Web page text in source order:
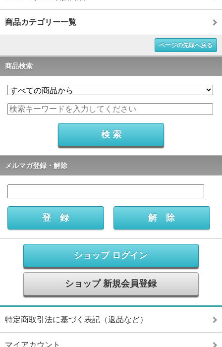
商品カテゴリー一覧
ページの先頭へ戻る
商品検索
メルマガ登録・解除
ショップ ログイン
ショップ 新規会員登録
特定商取引法に基づく表記（返品など）
マイアカウント